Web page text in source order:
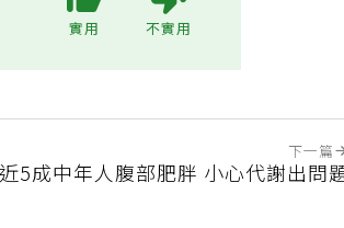
實用 不實用
下一篇
近5成中年人腹部肥胖 小心代謝出問